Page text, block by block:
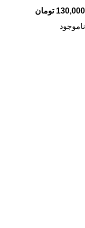
130,000 تومان
ناموجود